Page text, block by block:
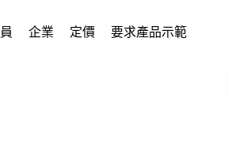
企業 定價 要求產品示範